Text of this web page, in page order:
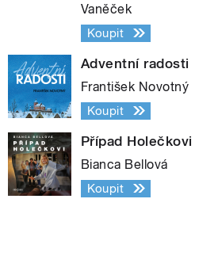
Vaněček
Koupit
Adventní radosti
František Novotný
Koupit
Případ Holečkovi
Bianca Bellová
Koupit